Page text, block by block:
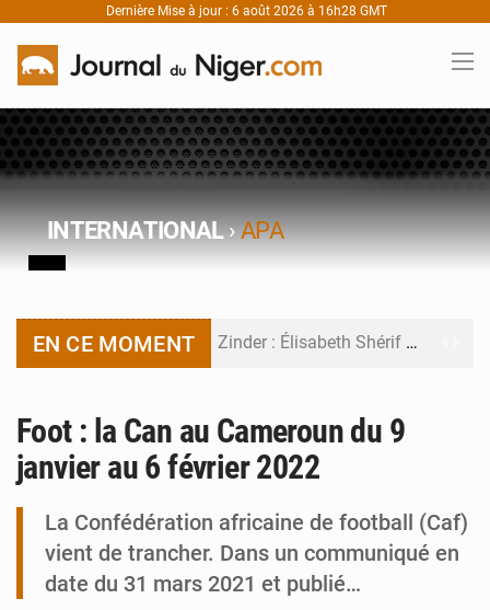
Dernière Mise à jour : 6 août 2026 à 16h28 GMT
INTERNATIONAL›APA
EN CE MOMENT Zinder : Élisabeth Shérif visite l’école Birni Garçon
Tibiri : le dialogue, nouveau terrain de jeu pour la paix
Foot : la Can au Cameroun du 9
janvier au 6 février 2022
La Confédération africaine de football (Caf)
vient de trancher. Dans un communiqué en
date du 31 mars 2021 et publié…